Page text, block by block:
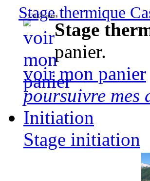
Stage thermique
570,00 euros
Stage
panier.
voir mon panier
poursuivre mes
Initiation
Stage initiation